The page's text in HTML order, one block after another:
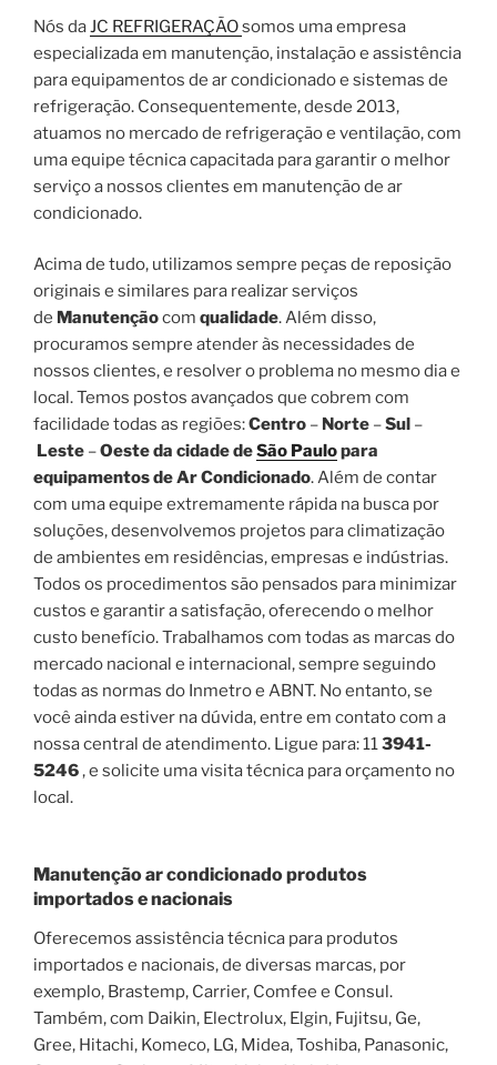
Nós daJC REFRIGERAÇÃOsomos uma empresa
especializada em manutenção, instalação e assistência
para equipamentos de ar condicionado e sistemas de
refrigeração. Consequentemente, desde 2013,
atuamos no mercado de refrigeração e ventilação, com
uma equipe técnica capacitada para garantir o melhor
serviço a nossos clientes em manutenção de ar
condicionado.
Acima de tudo, utilizamos sempre peças de reposição
originais e similares para realizar serviços
de Manutençãocom qualidade. Além disso,
procuramos sempre atender às necessidades de
nossos clientes, e resolver o problema no mesmo dia e
local. Temos postos avançados que cobrem com
facilidade todas as regiões:Centro – Norte –Sul –
Leste –Oeste da cidade deSão Paulopara
equipamentos de Ar Condicionado. Além de contar
com uma equipe extremamente rápida na busca por
soluções, desenvolvemos projetos para climatização
de ambientes em residências, empresas e indústrias.
Todos os procedimentos são pensados para minimizar
custos e garantir a satisfação, oferecendo o melhor
custo benefício. Trabalhamos com todas as marcas do
mercado nacional e internacional, sempre seguindo
todas as normas do Inmetro e ABNT. No entanto, se
você ainda estiver na dúvida, entre em contato com a
nossa central de atendimento. Ligue para: 113941-
5246, e solicite uma visita técnica para orçamento no
local.
Manutenção ar condicionado produtos
importados e nacionais
Oferecemos assistência técnica para produtos
importados e nacionais, de diversas marcas, por
exemplo, Brastemp, Carrier, Comfee e Consul.
Também, com Daikin, Electrolux, Elgin, Fujitsu, Ge,
Gree, Hitachi, Komeco, LG, Midea, Toshiba, Panasonic,